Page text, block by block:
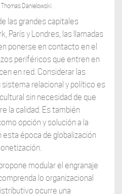
Danielowski.
las grandes capitales
París y Londres, las llamadas
ponerse en contacto en el
periféricos que entren en
en red. Considerar las
relacional y político es
sin necesidad de que
la calidad. Es también
opción y solución a la
época de globalización
modular el engranaje
lo organizacional
ocurre una